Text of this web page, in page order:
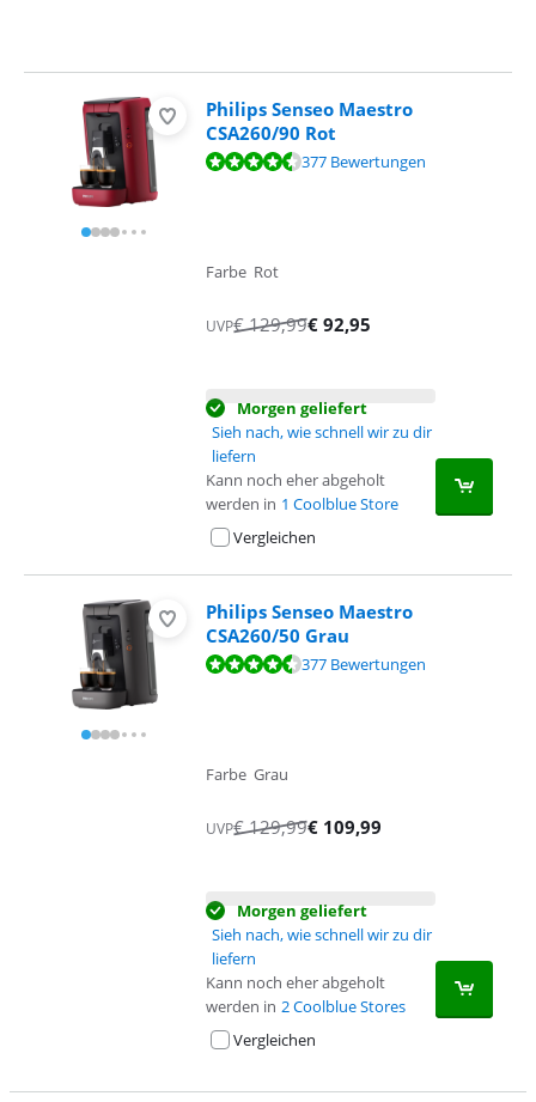
Philips Senseo Maestro
CSA260/90 Rot
Bewertet mit 8,8 von 10, basierend auf 377 Bewertungen.
377 Bewertungen
Farbe Rot
UVP€129,99€ 92,95
Morgen geliefert
Sieh nach, wie schnell wir zu dir
liefern
Kann noch eher abgeholt
werden in 1 Coolblue Store
Vergleichen
Philips Senseo Maestro
CSA260/50 Grau
Bewertet mit 8,8 von 10, basierend auf 377 Bewertungen.
377 Bewertungen
Farbe Grau
UVP€129,99€ 109,99
Morgen geliefert
Sieh nach, wie schnell wir zu dir
liefern
Kann noch eher abgeholt
werden in 2 Coolblue Stores
Vergleichen